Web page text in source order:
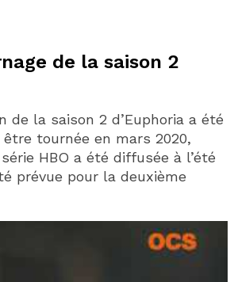
de la saison 2
la saison 2 d’Euphoria a été
tournée en mars 2020,
HBO a été diffusée à l’été
prévue pour la deuxième